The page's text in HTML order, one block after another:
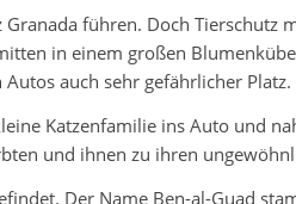
führen. Doch Tierschutz
in einem großen
auch sehr gefährlicher Platz.
Katzenfamilie ins Auto und
und ihnen zu ihren
Der Name Ben-al-Guad